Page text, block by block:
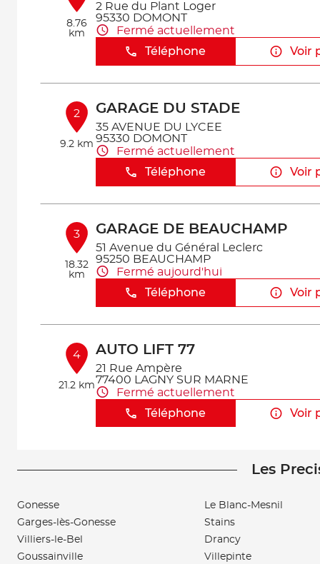
8.76
km
2 Rue du Plant Loger
95330 DOMONT
Fermé actuellement
Téléphone
Voir
2
9.2 km
GARAGE DU STADE
35 AVENUE DU LYCEE
95330 DOMONT
Fermé actuellement
Téléphone
Voir
3
18.32
km
GARAGE DE BEAUCHAMP
51 Avenue du Général Leclerc
95250 BEAUCHAMP
Fermé aujourd'hui
Téléphone
Voir
4
21.2 km
AUTO LIFT 77
21 Rue Ampère
77400 LAGNY SUR MARNE
Fermé actuellement
Téléphone
Voir
km
IDF ELECTRONIQUE CAR
95480 PIERRELAYE
Téléphone
Les
Gonesse
Garges-lès-Gonesse
Villiers-le-Bel
Goussainville
Le Blanc-Mesnil
Stains
Drancy
Villepinte